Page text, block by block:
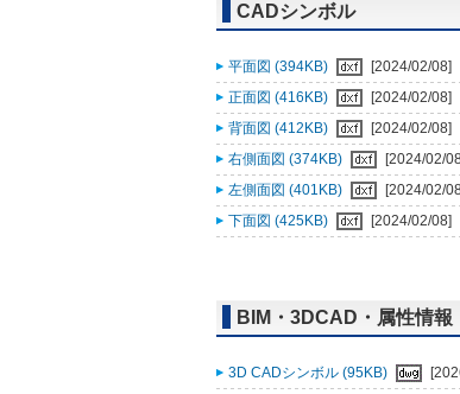
CADシンボル
平面図 (394KB)
[2024/02/08]
正面図 (416KB)
[2024/02/08]
背面図 (412KB)
[2024/02/08]
右側面図 (374KB)
[2024/02/
左側面図 (401KB)
[2024/02/
下面図 (425KB)
[2024/02/08]
BIM・3DCAD・属性情報
3D CADシンボル (95KB)